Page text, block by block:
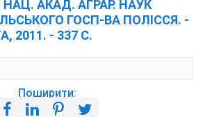
НАЦ. АКАД. АГРАР. НАУК
ГОСП-ВА ПОЛІССЯ. -
2011. - 337 С.
Поширити: